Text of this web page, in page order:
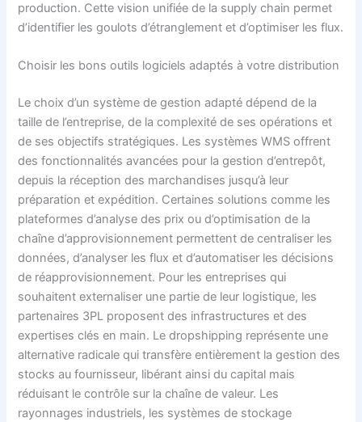
production. Cette vision unifiée de la supply chain permet
d’identifier les goulots d’étranglement et d’optimiser les flux.
Choisir les bons outils logiciels adaptés à votre distribution
Le choix d’un système de gestion adapté dépend de la
taille de l’entreprise, de la complexité de ses opérations et
de ses objectifs stratégiques. Les systèmes WMS offrent
des fonctionnalités avancées pour la gestion d’entrepôt,
depuis la réception des marchandises jusqu’à leur
préparation et expédition. Certaines solutions comme les
plateformes d’analyse des prix ou d’optimisation de la
chaîne d’approvisionnement permettent de centraliser les
données, d’analyser les flux et d’automatiser les décisions
de réapprovisionnement. Pour les entreprises qui
souhaitent externaliser une partie de leur logistique, les
partenaires 3PL proposent des infrastructures et des
expertises clés en main. Le dropshipping représente une
alternative radicale qui transfère entièrement la gestion des
stocks au fournisseur, libérant ainsi du capital mais
réduisant le contrôle sur la chaîne de valeur. Les
rayonnages industriels, les systèmes de stockage